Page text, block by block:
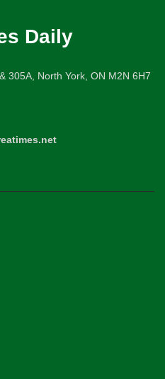
Daily
305A, North York, ON M2N 6H7